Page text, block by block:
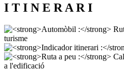
I T I N E R A R I